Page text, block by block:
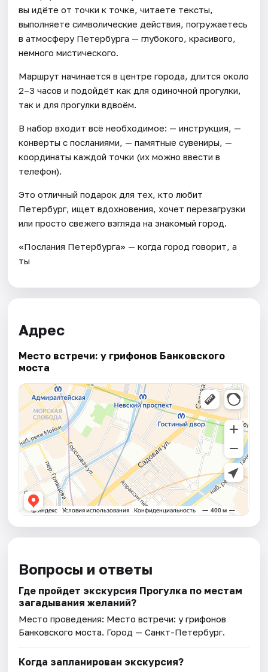
вы идёте от точки к точке, читаете тексты,
выполняете символические действия, погружаетесь
в атмосферу Петербурга — глубокого, красивого,
немного мистического.
Маршрут начинается в центре города, длится около
2–3 часов и подойдёт как для одиночной прогулки,
так и для прогулки вдвоём.
В набор входит всё необходимое: — инструкция, —
конверты с посланиями, — памятные сувениры, —
координаты каждой точки (их можно ввести в
телефон).
Это отличный подарок для тех, кто любит
Петербург, ищет вдохновения, хочет перезагрузки
или просто свежего взгляда на знакомый город.
«Послания Петербурга» — когда город говорит, а
ты
Адрес
Место встречи: у грифонов Банковского
моста
Вопросы и ответы
Где пройдет экскурсия Прогулка по местам
загадывания желаний?
Место проведения: Место встречи: у грифонов
Банковского моста. Город — Санкт-Петербург.
Когда запланирован экскурсия?